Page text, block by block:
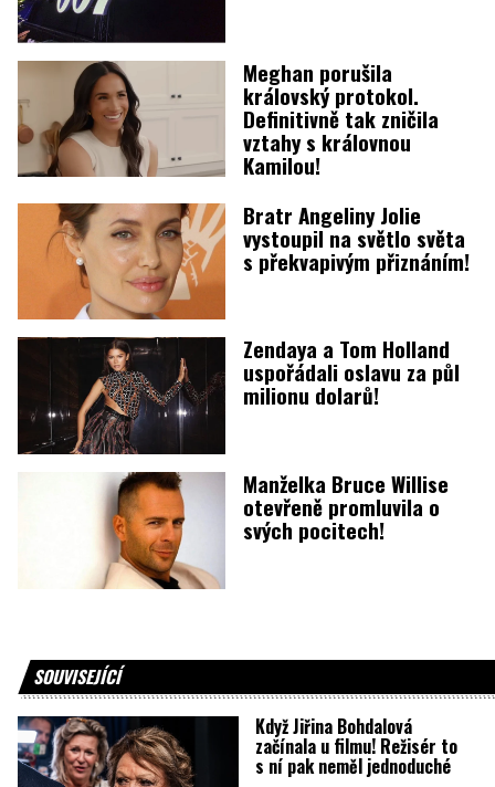
Meghan porušila
královský protokol.
Definitivně tak zničila
vztahy s královnou
Kamilou!
Bratr Angeliny Jolie
vystoupil na světlo světa
s překvapivým přiznáním!
Zendaya a Tom Holland
uspořádali oslavu za půl
milionu dolarů!
Manželka Bruce Willise
otevřeně promluvila o
svých pocitech!
SOUVISEJÍCÍ
Když Jiřina Bohdalová
začínala u filmu! Režisér to
s ní pak neměl jednoduché